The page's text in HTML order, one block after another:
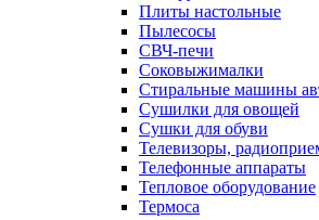
Плиты настольные
Пылесосы
СВЧ-печи
Соковыжималки
Стиральные машины
Сушилки для овощей
Сушки для обуви
Телевизоры,
Телефонные аппараты
Тепловое оборудование
Термоса